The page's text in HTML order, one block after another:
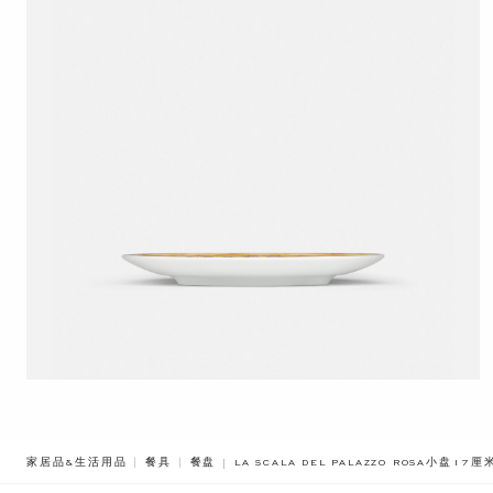
家居品&生活用品 餐具 餐盘 BREADCRUMB.ADA.LABEL.CURRENT
LA SCALA DEL PALAZZO ROSA小盘17厘